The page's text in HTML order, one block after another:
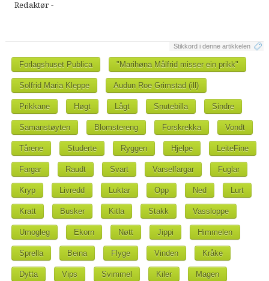
Redaktør -
Stikkord i denne artikkelen
Forlagshuset Publica "Marihøna Målfrid misser ein prikk"
Solfrid Maria Kleppe Audun Roe Grimstad (ill)
Prikkane Høgt Lågt Snutebilla Sindre
Samanstøyten Blomstereng Forskrekka Vondt
Tårene Studerte Ryggen Hjelpe LeiteFine
Fargar Raudt Svart Varselfargar Fuglar
Kryp Livredd Luktar Opp Ned Lurt
Kratt Busker Kitla Stakk Vassloppe
Umogleg Ekorn Nøtt Jippi Himmelen
Sprella Beina Flyge Vinden Kråke
Dytta Vips Svimmel Kiler Magen